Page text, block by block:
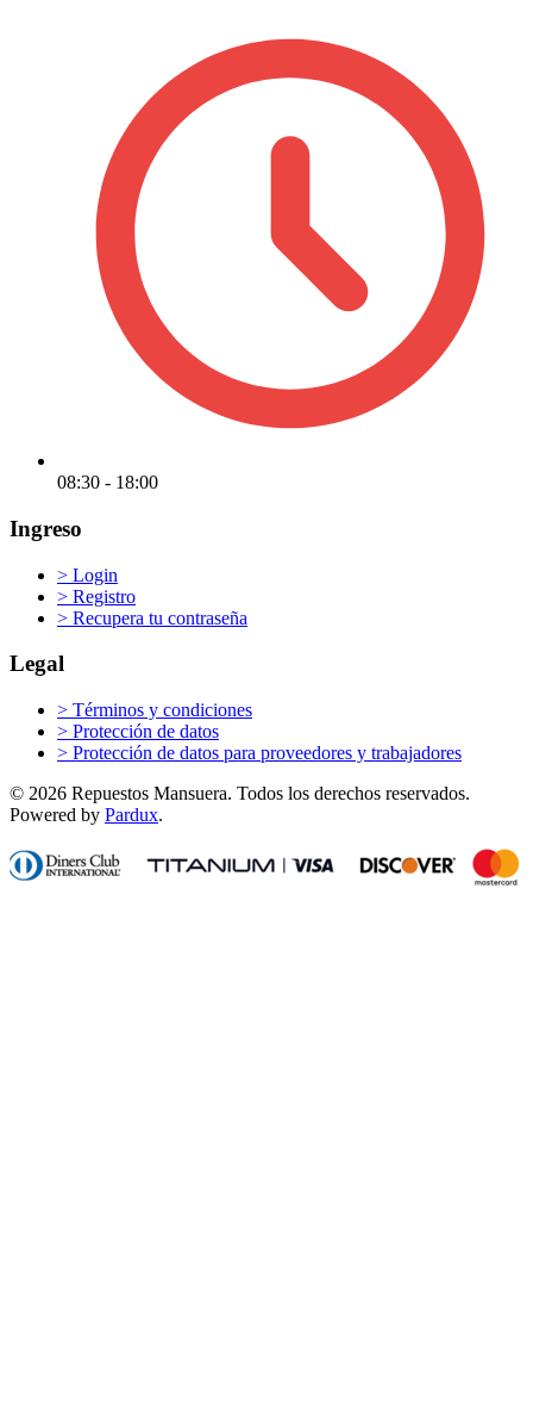
08:30 - 18:00
Ingreso
> Login
> Registro
> Recupera tu contraseña
Legal
> Términos y condiciones
> Protección de datos
> Protección de datos para proveedores y trabajadores
© 2026 Repuestos Mansuera. Todos los derechos reservados.
Powered by Pardux.